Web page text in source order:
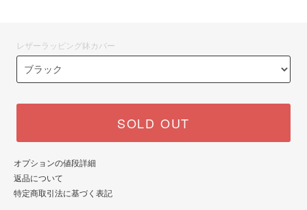
レザーラッピング鉢カバー
SOLD OUT
オプションの値段詳細
返品について
特定商取引法に基づく表記